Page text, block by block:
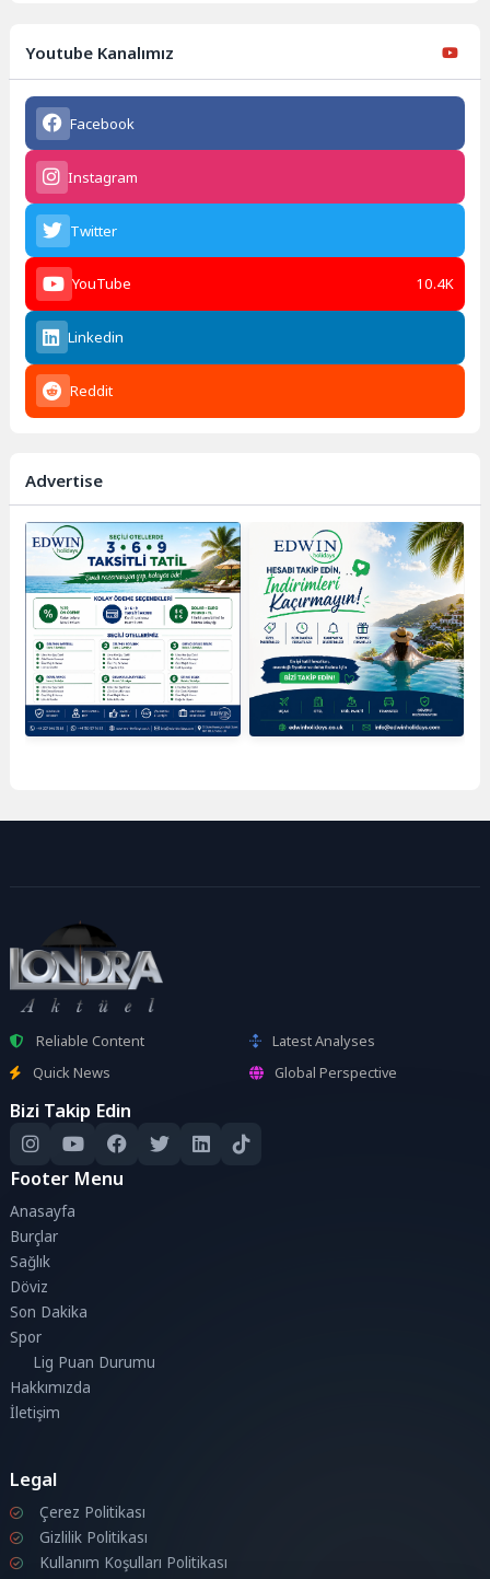
Youtube Kanalımız
Facebook
Instagram
Twitter
YouTube 10.4K
Linkedin
Reddit
Advertise
Reliable Content
Latest Analyses
Quick News
Global Perspective
Bizi Takip Edin
Footer Menu
Anasayfa
Burçlar
Sağlık
Döviz
Son Dakika
Spor
Lig Puan Durumu
Hakkımızda
İletişim
Legal
Çerez Politikası
Gizlilik Politikası
Kullanım Koşulları Politikası